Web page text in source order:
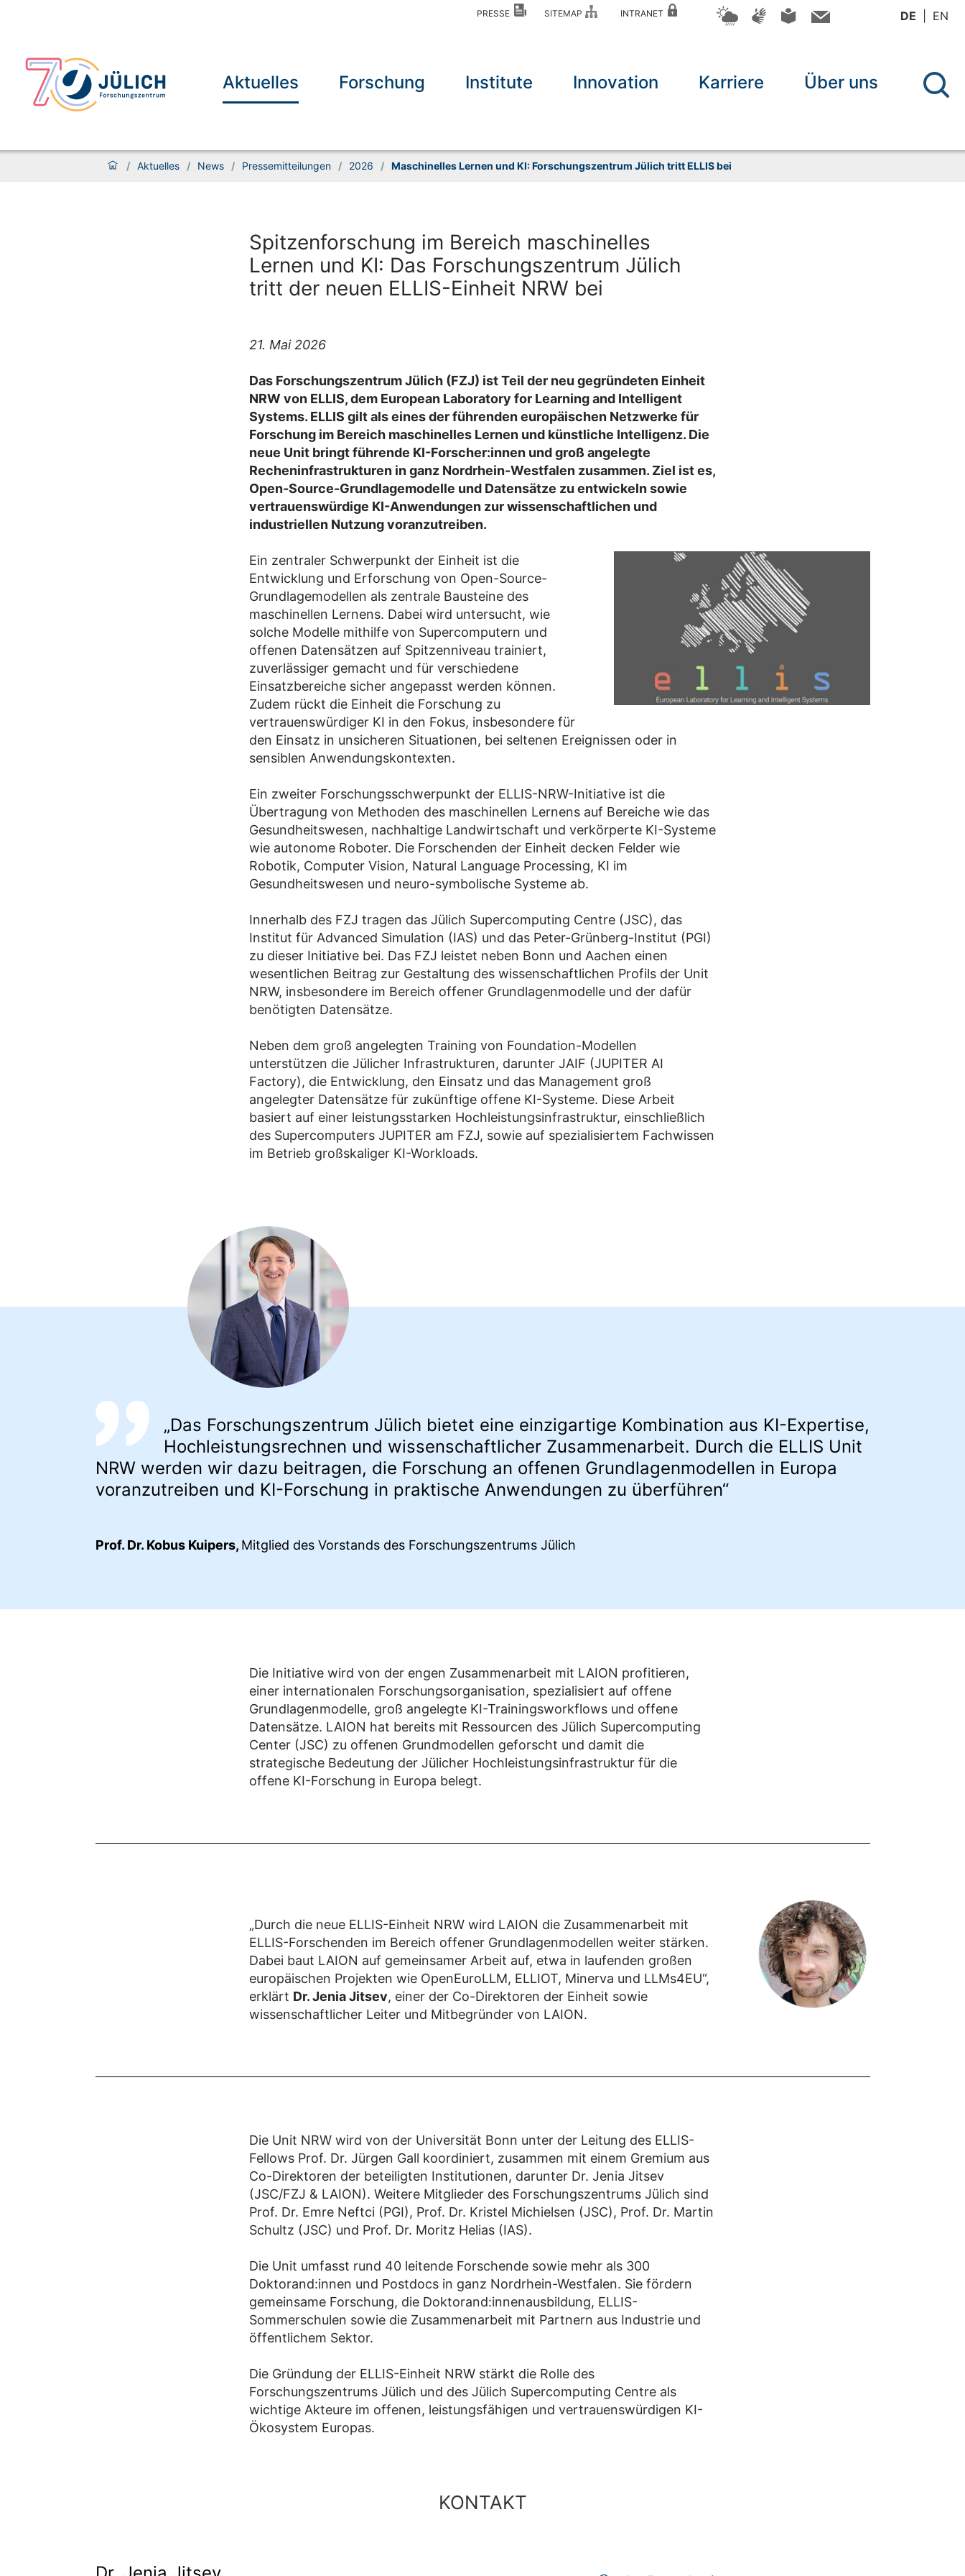
PRESSE SITEMAP INTRANET DE EN
Aktuelles Forschung Institute Innovation Karriere Über uns
/ Aktuelles / News / Pressemitteilungen / 2026 / Maschinelles Lernen und KI: Forschungszentrum Jülich tritt ELLIS bei
Spitzenforschung im Bereich maschinelles
Lernen und KI: Das Forschungszentrum Jülich
tritt der neuen ELLIS-Einheit NRW bei
21. Mai 2026
Das Forschungszentrum Jülich (FZJ) ist Teil der neu gegründeten Einheit
NRW von ELLIS, dem European Laboratory for Learning and Intelligent
Systems. ELLIS gilt als eines der führenden europäischen Netzwerke für
Forschung im Bereich maschinelles Lernen und künstliche Intelligenz. Die
neue Unit bringt führende KI-Forscher:innen und groß angelegte
Recheninfrastrukturen in ganz Nordrhein-Westfalen zusammen. Ziel ist es,
Open-Source-Grundlagemodelle und Datensätze zu entwickeln sowie
vertrauenswürdige KI-Anwendungen zur wissenschaftlichen und
industriellen Nutzung voranzutreiben.
Ein zentraler Schwerpunkt der Einheit ist die
Entwicklung und Erforschung von Open-Source-
Grundlagemodellen als zentrale Bausteine des
maschinellen Lernens. Dabei wird untersucht, wie
solche Modelle mithilfe von Supercomputern und
offenen Datensätzen auf Spitzenniveau trainiert,
zuverlässiger gemacht und für verschiedene
Einsatzbereiche sicher angepasst werden können.
Zudem rückt die Einheit die Forschung zu
vertrauenswürdiger KI in den Fokus, insbesondere für
den Einsatz in unsicheren Situationen, bei seltenen Ereignissen oder in
sensiblen Anwendungskontexten.
Ein zweiter Forschungsschwerpunkt der ELLIS-NRW-Initiative ist die
Übertragung von Methoden des maschinellen Lernens auf Bereiche wie das
Gesundheitswesen, nachhaltige Landwirtschaft und verkörperte KI-Systeme
wie autonome Roboter. Die Forschenden der Einheit decken Felder wie
Robotik, Computer Vision, Natural Language Processing, KI im
Gesundheitswesen und neuro-symbolische Systeme ab.
Innerhalb des FZJ tragen das Jülich Supercomputing Centre (JSC), das
Institut für Advanced Simulation (IAS) und das Peter-Grünberg-Institut (PGI)
zu dieser Initiative bei. Das FZJ leistet neben Bonn und Aachen einen
wesentlichen Beitrag zur Gestaltung des wissenschaftlichen Profils der Unit
NRW, insbesondere im Bereich offener Grundlagenmodelle und der dafür
benötigten Datensätze.
Neben dem groß angelegten Training von Foundation-Modellen
unterstützen die Jülicher Infrastrukturen, darunter JAIF (JUPITER AI
Factory), die Entwicklung, den Einsatz und das Management groß
angelegter Datensätze für zukünftige offene KI-Systeme. Diese Arbeit
basiert auf einer leistungsstarken Hochleistungsinfrastruktur, einschließlich
des Supercomputers JUPITER am FZJ, sowie auf spezialisiertem Fachwissen
im Betrieb großskaliger KI-Workloads.
„Das Forschungszentrum Jülich bietet eine einzigartige Kombination aus KI-Expertise,
Hochleistungsrechnen und wissenschaftlicher Zusammenarbeit. Durch die ELLIS Unit
NRW werden wir dazu beitragen, die Forschung an offenen Grundlagenmodellen in Europa
voranzutreiben und KI-Forschung in praktische Anwendungen zu überführen“
Prof. Dr. Kobus Kuipers, Mitglied des Vorstands des Forschungszentrums Jülich
Die Initiative wird von der engen Zusammenarbeit mit LAION profitieren,
einer internationalen Forschungsorganisation, spezialisiert auf offene
Grundlagenmodelle, groß angelegte KI-Trainingsworkflows und offene
Datensätze. LAION hat bereits mit Ressourcen des Jülich Supercomputing
Center (JSC) zu offenen Grundmodellen geforscht und damit die
strategische Bedeutung der Jülicher Hochleistungsinfrastruktur für die
offene KI-Forschung in Europa belegt.
„Durch die neue ELLIS-Einheit NRW wird LAION die Zusammenarbeit mit
ELLIS-Forschenden im Bereich offener Grundlagenmodellen weiter stärken.
Dabei baut LAION auf gemeinsamer Arbeit auf, etwa in laufenden großen
europäischen Projekten wie OpenEuroLLM, ELLIOT, Minerva und LLMs4EU“,
erklärt Dr. Jenia Jitsev, einer der Co-Direktoren der Einheit sowie
wissenschaftlicher Leiter und Mitbegründer von LAION.
Die Unit NRW wird von der Universität Bonn unter der Leitung des ELLIS-
Fellows Prof. Dr. Jürgen Gall koordiniert, zusammen mit einem Gremium aus
Co-Direktoren der beteiligten Institutionen, darunter Dr. Jenia Jitsev
(JSC/FZJ & LAION). Weitere Mitglieder des Forschungszentrums Jülich sind
Prof. Dr. Emre Neftci (PGI), Prof. Dr. Kristel Michielsen (JSC), Prof. Dr. Martin
Schultz (JSC) und Prof. Dr. Moritz Helias (IAS).
Die Unit umfasst rund 40 leitende Forschende sowie mehr als 300
Doktorand:innen und Postdocs in ganz Nordrhein-Westfalen. Sie fördern
gemeinsame Forschung, die Doktorand:innenausbildung, ELLIS-
Sommerschulen sowie die Zusammenarbeit mit Partnern aus Industrie und
öffentlichem Sektor.
Die Gründung der ELLIS-Einheit NRW stärkt die Rolle des
Forschungszentrums Jülich und des Jülich Supercomputing Centre als
wichtige Akteure im offenen, leistungsfähigen und vertrauenswürdigen KI-
Ökosystem Europas.
KONTAKT